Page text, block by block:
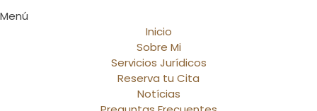
Menú
Inicio
Sobre Mi
Servicios Jurídicos
Reserva tu Cita
Notícias